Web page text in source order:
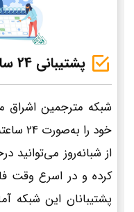
پشتیبانی 24 ساعته
شبکه مترجمین
خود
از شبانه‌روز
کرده و در اسرع وقت
پشتیبانان این شبکه